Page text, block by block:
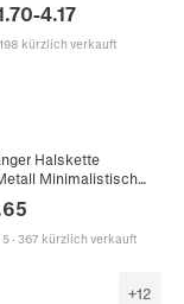
Zubehör
-4.17
198 kürzlich verkauft
Halskette
Minimalistisch
Stil Schmuck Für
Mode
5· 367 kürzlich verkauft
+12